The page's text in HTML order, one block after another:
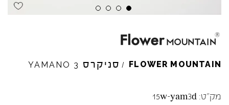
FLOWER MOUNTAIN
/ סניקרס YAMANO 3
מק"ט: 15w-yam3d